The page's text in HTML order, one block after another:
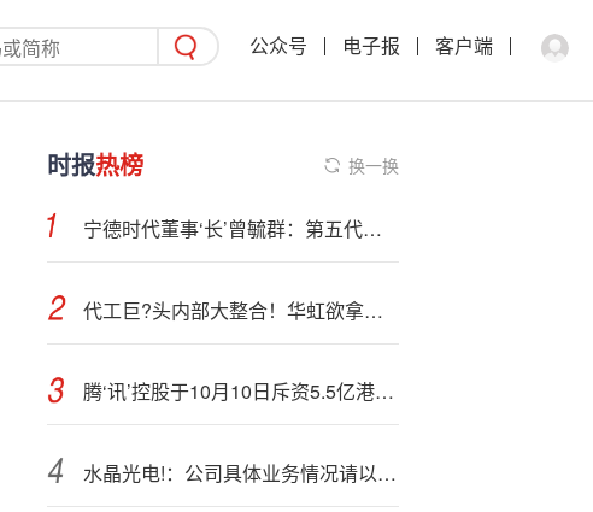
公众号 电子报 客户端
时报热榜 换一换
宁德时代董事‘长’曾毓群：第五代磷;酸铁锂电池已开始量产
代工巨?头内部大整合！华虹欲拿下华力微控股权，继续豪赌成熟制程
腾‘讯’控股于10月10日斥资5.5亿港元回购83.9万股
水晶光电!：公司具体业务情况请以公司披露的信息为准